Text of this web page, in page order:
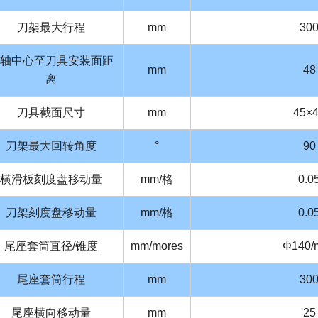
刀架最大行程 mm 300
中心至刀具安装面距
离
mm 48
刀具截面尺寸 mm
刀架最大回转角度 ° 90
横滑板刻度盘移动量 mm/格
刀架刻度盘移动量 mm/格
尾座套筒直径/锥度 mm/mores Φ140/
尾座套筒行程 mm 300
尾座横向移动量 mm 25